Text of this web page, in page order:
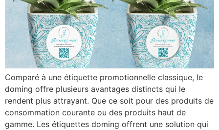
Comparé à une étiquette promotionnelle classique, le
doming offre plusieurs avantages distincts qui le
rendent plus attrayant. Que ce soit pour des produits de
consommation courante ou des produits haut de
gamme. Les étiquettes doming offrent une solution qui